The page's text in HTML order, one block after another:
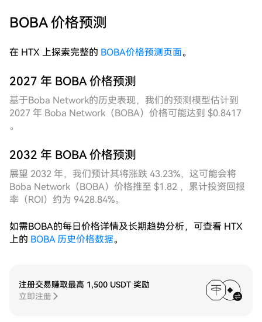
BOBA 价格预测
在 HTX 上探索完整的 BOBA价格预测页面。
2027 年 BOBA 价格预测
基于Boba Network的历史表现，我们的预测模型估计到
2027 年 Boba Network（BOBA）价格可能达到 $0.8417
。
2032 年 BOBA 价格预测
展望 2032 年，我们预计其将涨跌 43.23%，这可能会将
Boba Network（BOBA）价格推至 $1.82 ，累计投资回报
率（ROI）约为 9428.84%。
如需BOBA的每日价格详情及长期趋势分析，可查看 HTX
上的 BOBA 历史价格数据。
注册交易赚取最高 1,500 USDT 奖励
立即注册